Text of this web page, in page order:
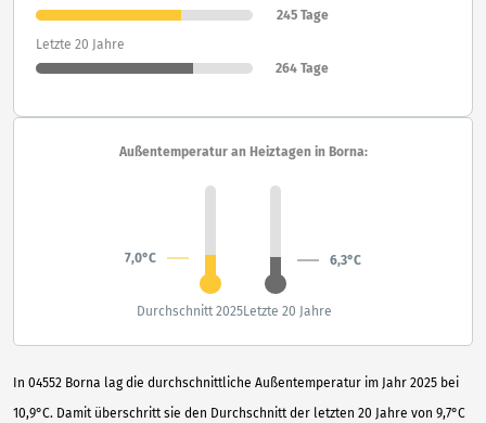
In 04552 Borna lag die durchschnittliche Außentemperatur im Jahr 2025 bei
10,9°C. Damit überschritt sie den Durchschnitt der letzten 20 Jahre von 9,7°C
245 Tage
Letzte 20 Jahre
264 Tage
Außentemperatur an Heiztagen in Borna:
7,0°C 6,3°C
Durchschnitt 2025Letzte 20 Jahre